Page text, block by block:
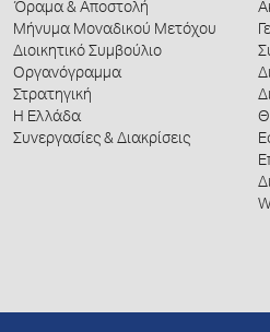
Όραμα & Αποστολή
Μήνυμα Μοναδικού Μετόχου
Διοικητικό Συμβούλιο
Οργανόγραμμα
Στρατηγική
Η Ελλάδα
Συνεργασίες & Διακρίσεις